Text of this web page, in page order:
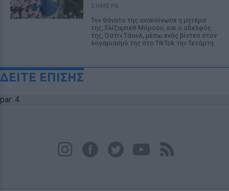
ΣΉΜΕΡΑ
Τον θάνατο της ανακοίνωσε η μητέρα
της, Ελίζαμπεθ Μόροου, και ο αδελφός
της, Όστιν Τάουλ, μέσω ενός βίντεο στον
λογαριασμό της στο TikTok την Τετάρτη
ΔΕΙΤΕ ΕΠΙΣΗΣ
par: 4